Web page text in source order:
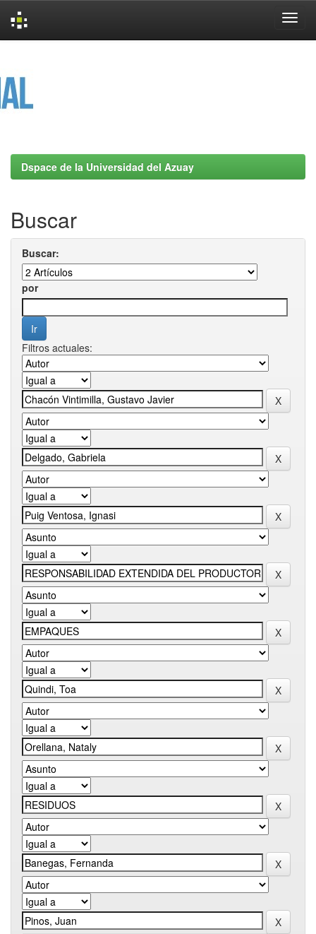
Dspace de la Universidad del Azuay
Buscar
Buscar:
por
Filtros actuales: